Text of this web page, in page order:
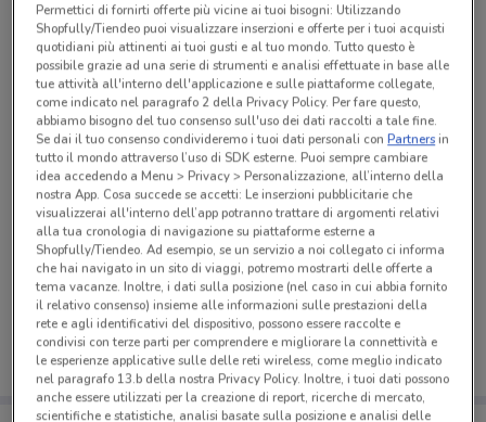
Ci dispiace, al momento non abbiamo pubblicato
volantini nella tua zona. Riprova più tardi.
Permettici di fornirti offerte più vicine ai tuoi bisogni: Utilizzando
Shopfully/Tiendeo puoi visualizzare inserzioni e offerte per i tuoi acquisti
quotidiani più attinenti ai tuoi gusti e al tuo mondo. Tutto questo è
possibile grazie ad una serie di strumenti e analisi effettuate in base alle
tue attività all'interno dell'applicazione e sulle piattaforme collegate,
come indicato nel paragrafo 2 della Privacy Policy. Per fare questo,
abbiamo bisogno del tuo consenso sull'uso dei dati raccolti a tale fine.
Se dai il tuo consenso condivideremo i tuoi dati personali conPartnersin
tutto il mondo attraverso l’uso di SDK esterne. Puoi sempre cambiare
idea accedendo a Menu > Privacy > Personalizzazione, all’interno della
nostra App. Cosa succede se accetti: Le inserzioni pubblicitarie che
visualizzerai all'interno dell’app potranno trattare di argomenti relativi
alla tua cronologia di navigazione su piattaforme esterne a
Shopfully/Tiendeo. Ad esempio, se un servizio a noi collegato ci informa
che hai navigato in un sito di viaggi, potremo mostrarti delle offerte a
tema vacanze. Inoltre, i dati sulla posizione (nel caso in cui abbia fornito
il relativo consenso) insieme alle informazioni sulle prestazioni della
rete e agli identificativi del dispositivo, possono essere raccolte e
condivisi con terze parti per comprendere e migliorare la connettività e
le esperienze applicative sulle delle reti wireless, come meglio indicato
nel paragrafo 13.b della nostra Privacy Policy. Inoltre, i tuoi dati possono
anche essere utilizzati per la creazione di report, ricerche di mercato,
scientifiche e statistiche, analisi basate sulla posizione e analisi delle